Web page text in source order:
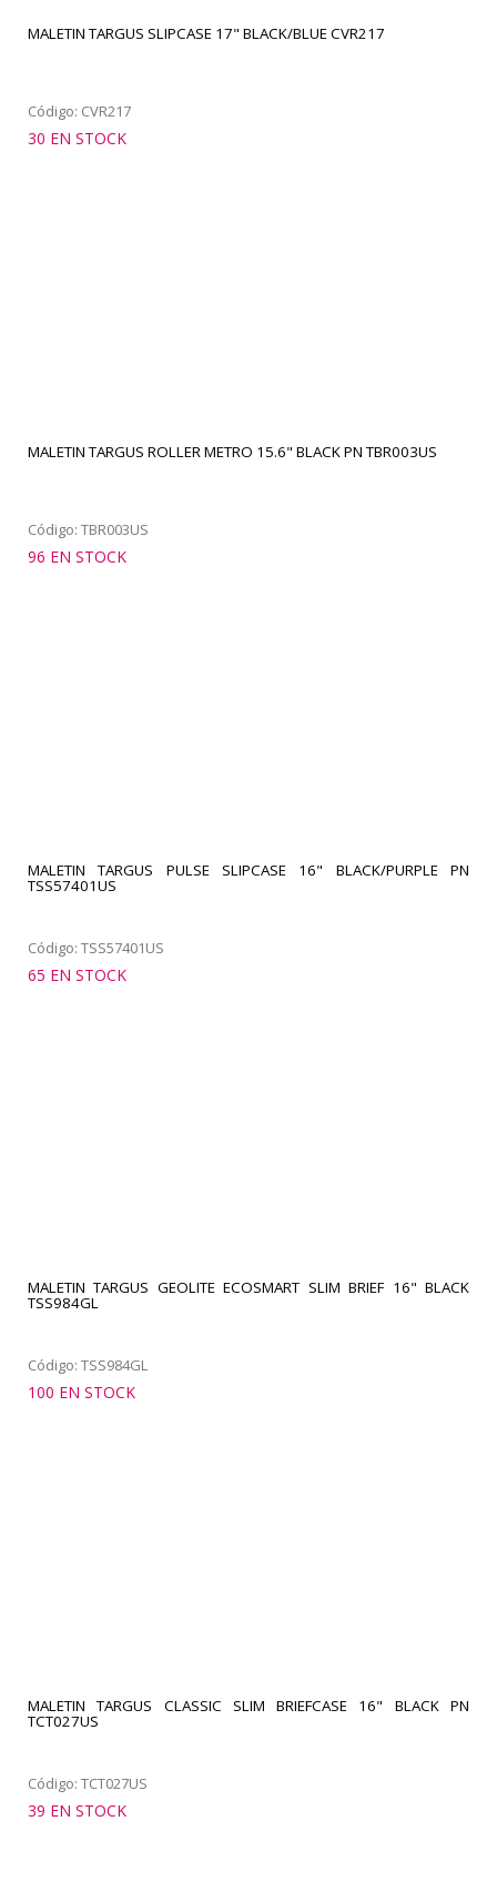
MALETIN TARGUS SLIPCASE 17" BLACK/BLUE CVR217
Código: CVR217
30 EN STOCK
MALETIN TARGUS ROLLER METRO 15.6" BLACK PN TBR003US
Código: TBR003US
96 EN STOCK
MALETIN TARGUS PULSE SLIPCASE 16" BLACK/PURPLE PN
TSS57401US
Código: TSS57401US
65 EN STOCK
MALETIN TARGUS GEOLITE ECOSMART SLIM BRIEF 16" BLACK
TSS984GL
Código: TSS984GL
100 EN STOCK
MALETIN TARGUS CLASSIC SLIM BRIEFCASE 16" BLACK PN
TCT027US
Código: TCT027US
39 EN STOCK